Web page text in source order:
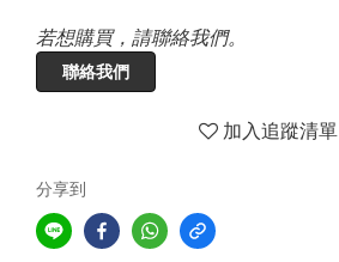
若想購買，請聯絡我們。
聯絡我們
加入追蹤清單
分享到